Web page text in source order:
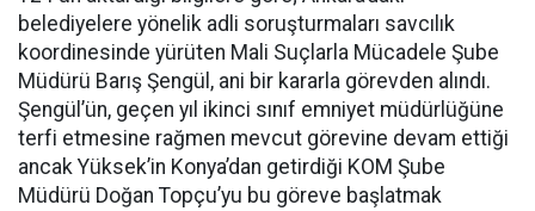
belediyelere yönelik adli soruşturmaları savcılık
koordinesinde yürüten Mali Suçlarla Mücadele Şube
Müdürü Barış Şengül, ani bir kararla görevden alındı.
Şengül’ün, geçen yıl ikinci sınıf emniyet müdürlüğüne
terfi etmesine rağmen mevcut görevine devam ettiği
ancak Yüksek’in Konya’dan getirdiği KOM Şube
Müdürü Doğan Topçu’yu bu göreve başlatmak